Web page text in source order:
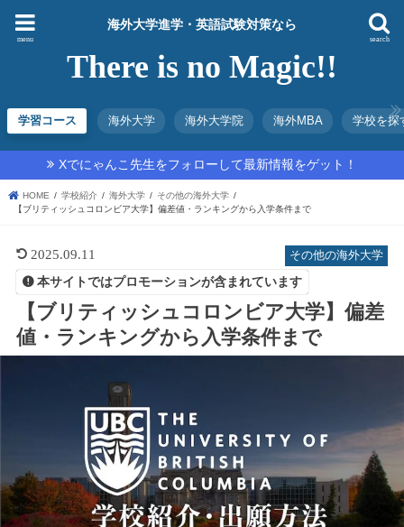
海外大学進学・英語試験対策なら
There is no Magic!!
search
menu
学習コース 海外大学 海外大学院 海外MBA 学校を探
Xでにゃんこ先生をフォローして最新情報をゲット！
HOME 学校紹介 海外大学
その他の海外大学
【ブリティッシュコロンビア大学】偏差値・ランキングから入学条件まで
その他の海外大学
2025.09.11
本サイトではプロモーションが含まれています
【ブリティッシュコロンビア大学】偏差
値・ランキングから入学条件まで